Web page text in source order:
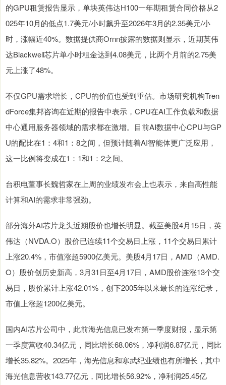
的GPU租赁报告显示，单块英伟达H100一年期租赁合同价格从2
025年10月的低点1.7美元/小时飙升至2026年3月的2.35美元/小
时，涨幅近40%。数据提供商Ornn披露的数据则显示，近期英伟
达Blackwell芯片单小时租金达到4.08美元，比两个月前的2.75美
元上涨了48%。
不仅GPU需求增长，CPU的价值也受到重估。市场研究机构Tren
dForce集邦咨询在近期的报告中表示，CPU在AI工作负载和数据
中心通用服务器领域的需求都在激增。目前AI数据中心CPU与GP
U的配比在1：4和1：8之间，但预计随着AI智能体更广泛应用，
这一比例将变成在1：1和1：2之间。
台积电董事长魏哲家在上周的业绩发布会上也表示，来自高性能
计算和AI的需求非常强劲。
部分海外AI芯片龙头近期股价也增长明显。截至美股4月15日，英
伟达（NVDA.O）股价已连续11个交易日上涨，11个交易日累计
上涨20.4%，市值涨超5900亿美元。美股4月17日，AMD（AMD.
O）股价创历史新高，3月31日至4月17日，AMD股价连涨13个交
易日，股价累计上涨42.01%，创下2005年以来最长的连涨纪录，
市值上涨超1200亿美元。
国内AI芯片公司中，此前海光信息已发布第一季度财报，显示第
一季度营收40.34亿元，同比增长68.06%，净利润6.87亿元，同比
增长35.82%。2025年，海光信息和寒武纪业绩也有所增长，其中
海光信息营收143.77亿元，同比增长56.92%，净利润25.45亿